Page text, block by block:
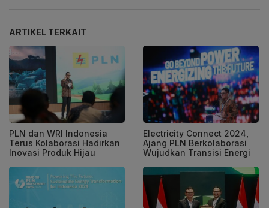
ARTIKEL TERKAIT
PLN dan WRI Indonesia
Terus Kolaborasi Hadirkan
Inovasi Produk Hijau
Electricity Connect 2024,
Ajang PLN Berkolaborasi
Wujudkan Transisi Energi